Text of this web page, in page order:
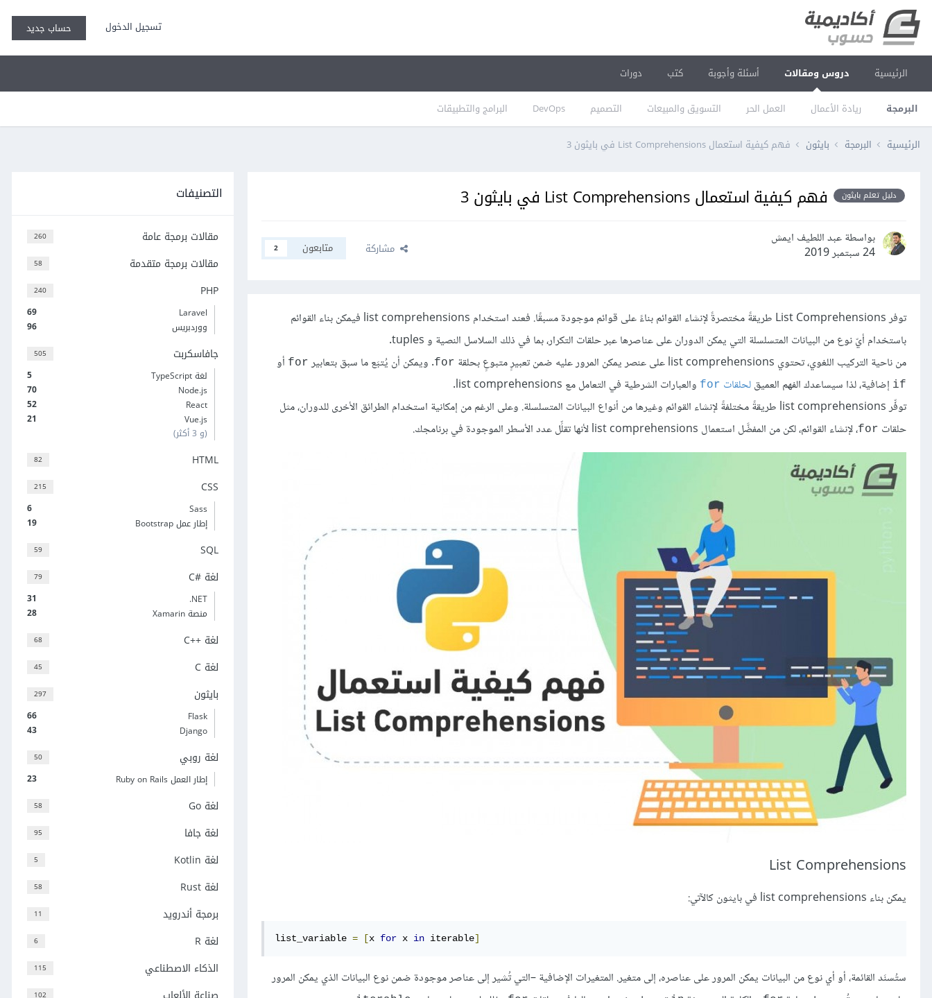
تسجيل الدخول حساب جديد
الرئيسية دروس ومقالات
البرمجة ريادة الأعمال العمل الحر التسويق والمبيعات التصميم DevOps البرامج والتطبيقات
أسئلة وأجوبة كتب دورات
الرئيسية البرمجة بايثون فهم كيفية استعمال List Comprehensions في بايثون 3
دليل تعلم بايثون فهم كيفية استعمال List Comprehensions في بايثون 3
بواسطة عبد اللطيف ايمش
24 سبتمبر 2019
مشاركة متابعون 2
توفر List Comprehensions طريقةً مختصرةً لإنشاء القوائم بناءً على قوائم موجودة مسبقًا. فعند استخدام list comprehensions فيمكن بناء القوائم
باستخدام أيّ نوع من البيانات المتسلسلة التي يمكن الدوران على عناصرها عبر حلقات التكرار، بما في ذلك السلاسل النصية و tuples.
من ناحية التركيب اللغوي، تحتوي list comprehensions على عنصر يمكن المرور عليه ضمن تعبيرٍ متبوعٍ بحلقة
for. ويمكن أن يُتبَع ما سبق بتعابير for أو
if إضافية، لذا سيساعدك الفهم العميقلحلقات for والعبارات الشرطية في التعامل مع list comprehensions.
توفِّر list comprehensions طريقةً مختلفةً لإنشاء القوائم وغيرها من أنواع البيانات المتسلسلة. وعلى الرغم من إمكانية استخدام الطرائق الأخرى للدوران، مثل
حلقات for، لإنشاء القوائم، لكن من المفضَّل استعمال list comprehensions لأنها تقلِّل عدد الأسطر الموجودة في برنامجك.
List Comprehensions
يمكن بناء list comprehensions في بايثون كالآتي:
list_variable = [x for x in iterable]
ستُسنَد القائمة، أو أي نوع من البيانات يمكن المرور على عناصره، إلى متغير. المتغيرات الإضافية –التي تُشير إلى عناصر موجودة ضمن نوع البيانات الذي يمكن المرور
التصنيفات
260 مقالات برمجة عامة
58 مقالات برمجة متقدمة
240 PHP
69
Laravel
96
ووردبريس
505 جافاسكربت
5
لغة TypeScript
70
Node.js
52
React
21
Vue.js
(و 3 أكثر)
82 HTML
215 CSS
6
Sass
19
إطار عمل Bootstrap
59 SQL
79 لغة C#‎
31
‎.NET
28
منصة Xamarin
68 لغة C++‎
45 لغة C
297 بايثون
66
Flask
43
Django
50 لغة روبي
23 إطار العمل Ruby on Rails
58 لغة Go
95 لغة جافا
5 لغة Kotlin
58 لغة Rust
11 برمجة أندرويد
6 لغة R
115 الذكاء الاصطناعي
102